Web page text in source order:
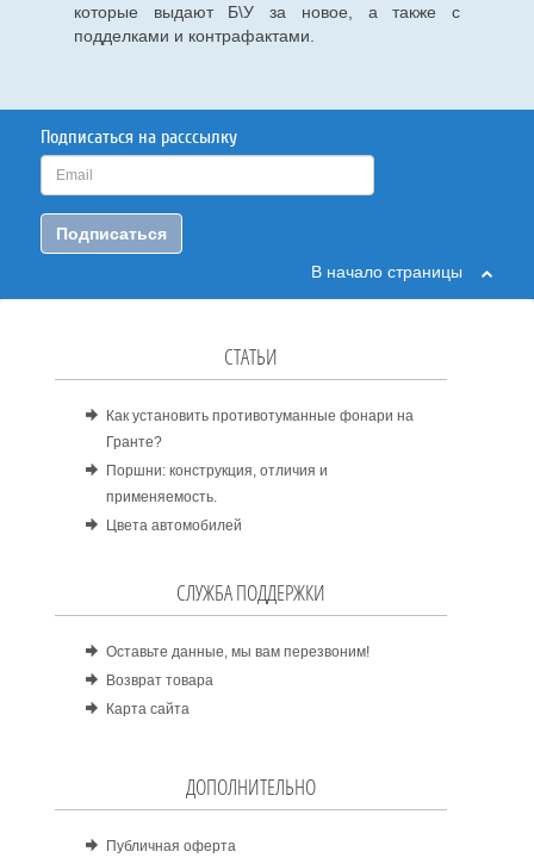
которые выдают Б\У за новое, а также с
подделками и контрафактами.
Подписаться на расссылку
Подписаться
В начало страницы
СТАТЬИ
Как установить противотуманные фонари на
Гранте?
Поршни: конструкция, отличия и
применяемость.
Цвета автомобилей
СЛУЖБА ПОДДЕРЖКИ
Оставьте данные, мы вам перезвоним!
Возврат товара
Карта сайта
ДОПОЛНИТЕЛЬНО
Публичная оферта